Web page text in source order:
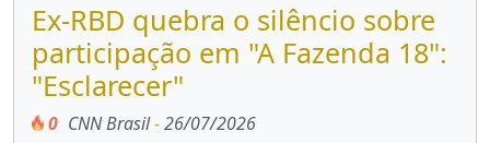
Ex-RBD quebra o silêncio sobre
participação em "A Fazenda 18":
"Esclarecer"
0 CNN Brasil-26/07/2026